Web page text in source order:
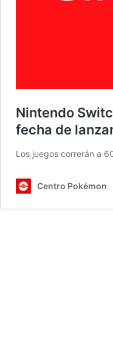
Nintendo
fecha de
Los juegos correrán a
Centro Pokémon